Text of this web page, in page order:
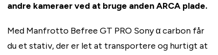
andre kameraer ved at bruge anden ARCA plade.
Med Manfrotto Befree GT PRO Sony α carbon får
du et stativ, der er let at transportere og hurtigt at